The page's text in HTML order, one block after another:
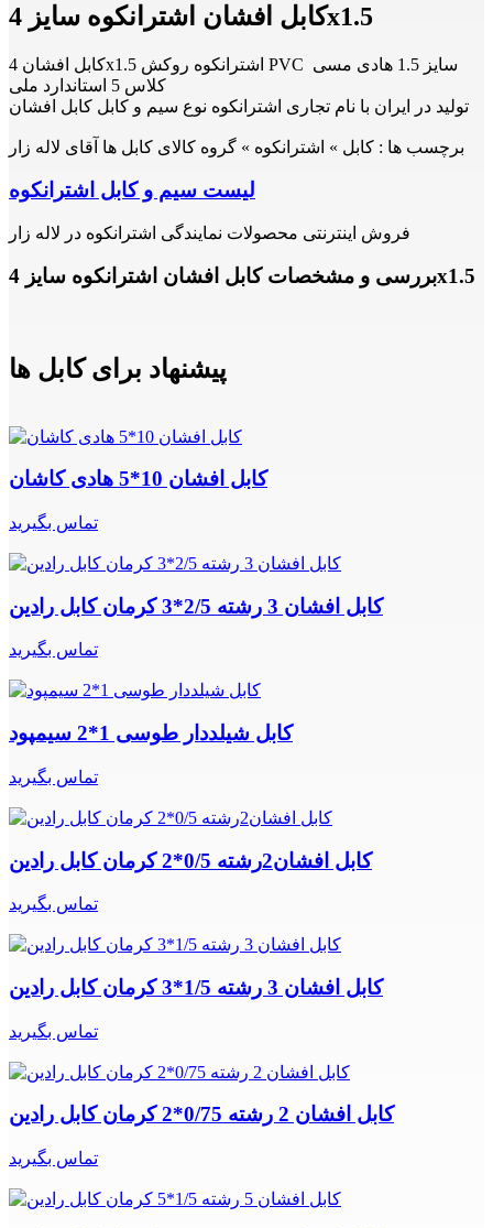
کابل افشان اشترانکوه سایز 4x1.5
کابل افشان 4x1.5 اشترانکوه روکش PVC سایز 1.5 هادی مسی
کلاس 5 استاندارد ملی
تولید در ایران با نام تجاری اشترانکوه نوع سیم و کابل کابل افشان
برچسب ها : کابل » اشترانکوه » گروه کالای کابل ها آقای لاله زار
لیست سیم و کابل اشترانکوه
فروش اینترنتی محصولات نمایندگی اشترانکوه در لاله زار
بررسی و مشخصات کابل افشان اشترانکوه سایز 4x1.5
پیشنهاد برای کابل ها
کابل افشان 10*5 هادی کاشان
تماس بگیرید
کابل افشان 3 رشته 2/5*3 کرمان کابل رادین
تماس بگیرید
کابل شیلددار طوسی 1*2 سیمپود
تماس بگیرید
کابل افشان2رشته 0/5*2 کرمان کابل رادین
تماس بگیرید
کابل افشان 3 رشته 1/5*3 کرمان کابل رادین
تماس بگیرید
کابل افشان 2 رشته 0/75*2 کرمان کابل رادین
تماس بگیرید